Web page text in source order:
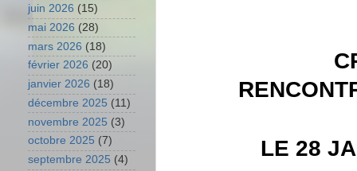
LE 28
juin 2026 (15)
mai 2026 (28)
mars 2026 (18)
février 2026 (20)
janvier 2026 (18)
décembre 2025 (11)
novembre 2025 (3)
octobre 2025 (7)
septembre 2025 (4)